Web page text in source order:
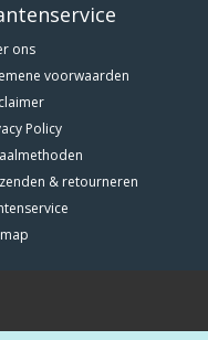
ons
voorwaarden
Policy
& retourneren